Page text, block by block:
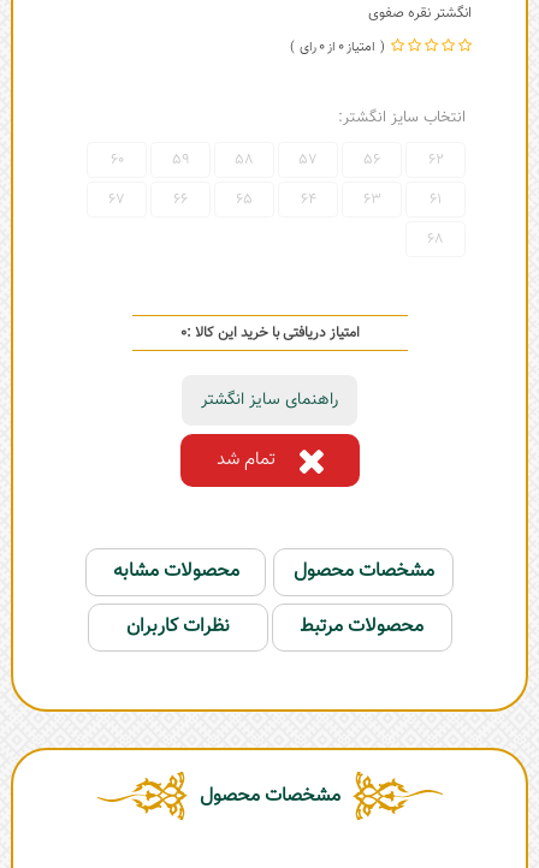
انگشتر نقره صفوی
0
0
انتخاب سایز انگشتر:
62
56
57
58
59
60
61
63
64
65
66
67
68
امتیاز دریافتی با خرید این کالا :0
راهنمای سایز انگشتر
تمام شد
مشخصات محصول
محصولات مشابه
محصولات مرتبط
نظرات کاربران
مشخصات محصول